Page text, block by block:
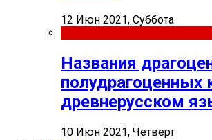
12 Июн 2021, Суббота
Названия
полудрагоценных
древнерусском
10 Июн 2021, Четверг